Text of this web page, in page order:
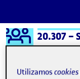
Saltar al contenido
Logo Ágora
Utilizamoscookies